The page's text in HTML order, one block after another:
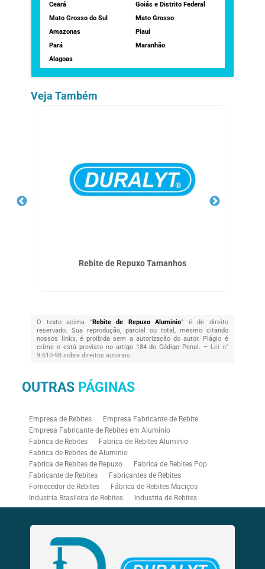
Ceará
Goiás e Distrito Federal
Mato Grosso do Sul
Mato Grosso
Amazonas
Piauí
Pará
Maranhão
Alagoas
Veja Também
Rebite de Repuxo Tamanhos
O texto acima " Rebite de Repuxo Aluminio" é de direito
reservado. Sua reprodução, parcial ou total, mesmo citando
nossos links, é proibida sem a autorização do autor. Plágio é
crime e está previsto no artigo 184 do Código Penal. – Lei n°
9.610-98 sobre direitos autorais.
OUTRAS PÁGINAS
Empresa de Rebites
Empresa Fabricante de Rebite
Empresa Fabricante de Rebites em Alumínio
Fabrica de Rebites
Fabrica de Rebites Aluminio
Fabrica de Rebites de Aluminio
Fabrica de Rebites de Repuxo
Fabrica de Rebites Pop
Fabricante de Rebites
Fabricantes de Rebites
Fornecedor de Rebites
Fábrica de Rebites Maciços
Industria Brasileira de Rebites
Industria de Rebites
Rebitadeira Industrial
Rebitadeira Pneumática
Rebite Aluminio Branco
Rebite de Repuxo Aluminio
Rebite de Repuxo Aço Inox
Rebite de Repuxo com Rosca